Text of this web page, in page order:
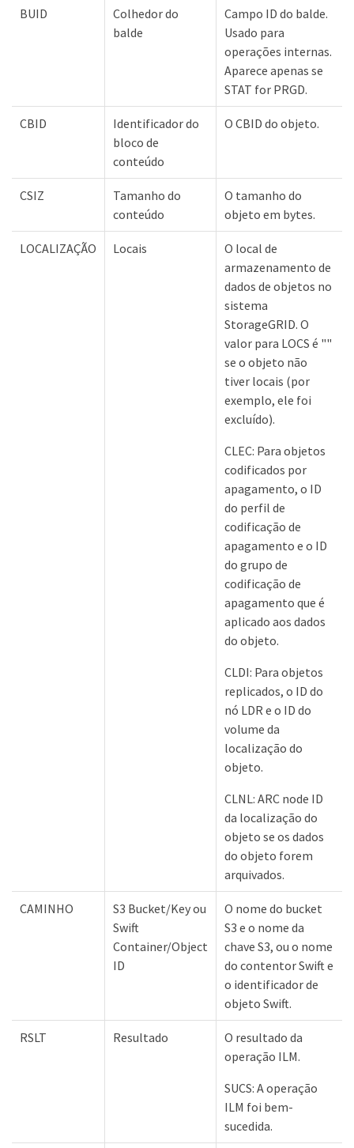
BUID
Colhedor do
balde
Campo ID do balde.
Usado para
operações internas.
Aparece apenas se
STAT for PRGD.
CBID
Identificador do
bloco de
conteúdo
O CBID do objeto.
CSIZ
Tamanho do
conteúdo
O tamanho do
objeto em bytes.
LOCALIZAÇÃO Locais
O local de
armazenamento de
dados de objetos no
sistema
StorageGRID. O
valor para LOCS é ""
se o objeto não
tiver locais (por
exemplo, ele foi
excluído).
CLEC: Para objetos
codificados por
apagamento, o ID
do perfil de
codificação de
apagamento e o ID
do grupo de
codificação de
apagamento que é
aplicado aos dados
do objeto.
CLDI: Para objetos
replicados, o ID do
nó LDR e o ID do
volume da
localização do
objeto.
CLNL: ARC node ID
da localização do
objeto se os dados
do objeto forem
arquivados.
CAMINHO
S3 Bucket/Key ou
Swift
Container/Object
ID
O nome do bucket
S3 e o nome da
chave S3, ou o nome
do contentor Swift e
o identificador de
objeto Swift.
RSLT Resultado
O resultado da
operação ILM.
SUCS: A operação
ILM foi bem-
sucedida.